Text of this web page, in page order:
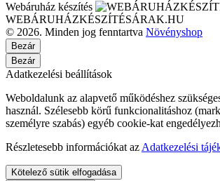
Webáruház készítés
WEBÁRUHÁZKÉSZÍTÉSÁRAK.HU
© 2026. Minden jog fenntartva Növényshop
Bezár
Bezár
Adatkezelési beállítások
Weboldalunk az alapvető működéshez
használ. Szélesebb körű funkcionalitáshoz
személyre szabás) egyéb cookie-kat
Részletesebb információkat az Adatkezelési
Kötelező sütik elfogadása